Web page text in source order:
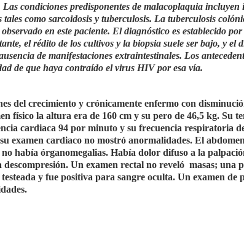
condiciones predisponentes de malacoplaquia
como sarcoidosis y tuberculosis. La tuberculosis
en este paciente. El diagnóstico es establecido
el rédito de los cultivos y la biopsia suele ser bajo, y el
de manifestaciones extraintestinales. Los
de que haya contraído el virus HIV por esa vía.
del crecimiento y crónicamente enfermo con
físico la altura era de 160 cm y su pero de 46,5 kg. Su
cardiaca 94 por minuto y su frecuencia respiratoria
examen cardiaco no mostró anormalidades. El
había órganomegalias. Había dolor difuso a la
Un examen rectal no reveló masas; una
y fue positiva para sangre oculta. Un examen de